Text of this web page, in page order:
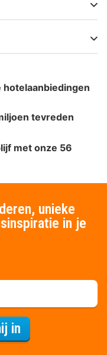
tevreden
met onze 56
unieke
in je
in